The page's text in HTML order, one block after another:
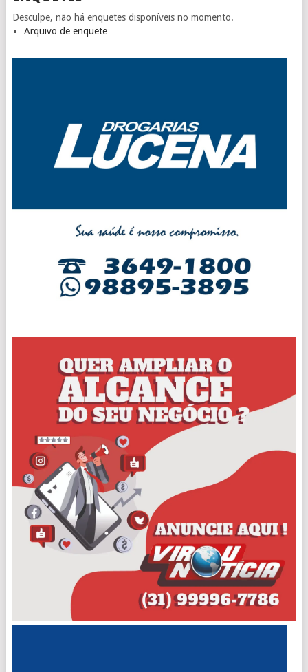
Desculpe, não há enquetes disponíveis no momento.
Arquivo de enquete